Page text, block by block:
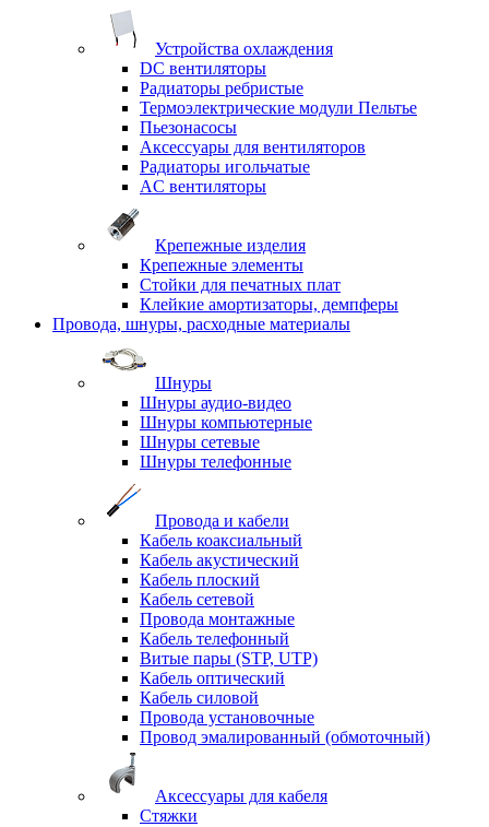
Устройства охлаждения
DC вентиляторы
Радиаторы ребристые
Термоэлектрические модули Пельтье
Пьезонасосы
Аксессуары для вентиляторов
Радиаторы игольчатые
AC вентиляторы
Крепежные изделия
Крепежные элементы
Стойки для печатных плат
Клейкие амортизаторы, демпферы
Провода, шнуры, расходные материалы
Шнуры
Шнуры аудио-видео
Шнуры компьютерные
Шнуры сетевые
Шнуры телефонные
Провода и кабели
Кабель коаксиальный
Кабель акустический
Кабель плоский
Кабель сетевой
Провода монтажные
Кабель телефонный
Витые пары (STP, UTP)
Кабель оптический
Кабель силовой
Провода установочные
Провод эмалированный (обмоточный)
Аксессуары для кабеля
Стяжки